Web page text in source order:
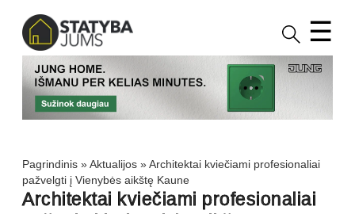
☰
Pagrindinis »Aktualijos »Architektai kviečiami profesionaliai
pažvelgti į Vienybės aikštę Kaune
Architektai kviečiami profesionaliai